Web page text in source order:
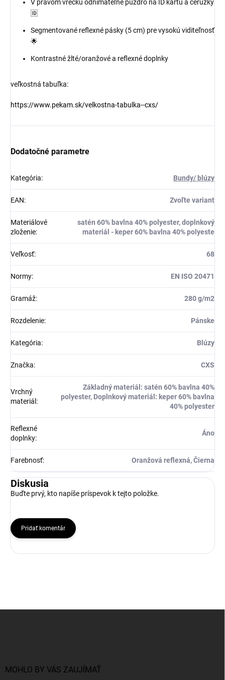
V pravom vrecku odnímateľné puzdro na ID kartu a ceruzky
🆔
Segmentované reflexné pásky (5 cm) pre vysokú viditeľnosť
🌟
Kontrastné žlté/oranžové a reflexné doplnky
veľkostná tabuľka:
https://www.pekam.sk/velkostna-tabulka--cxs/
Dodatočné parametre
Kategória: Bundy/ blúzy
EAN: Zvoľte variant
Materiálové
zloženie:
satén 60% bavlna 40% polyester, doplnkový
materiál - keper 60% bavlna 40% polyeste
Veľkosť: 68
Normy: EN ISO 20471
Gramáž: 280 g/m2
Rozdelenie: Pánske
Kategória: Blúzy
Značka: CXS
Vrchný
materiál :
Základný materiál: satén 60% bavlna 40%
polyester, Doplnkový materiál: keper 60% bavlna
40% polyester
Reflexné
doplnky:
Áno
Farebnosť: Oranžová reflexná, Čierna
Diskusia
Buďte prvý, kto napíše príspevok k tejto položke.
Pridať komentár
MOHLO BY VÁS ZAUJÍMAŤ